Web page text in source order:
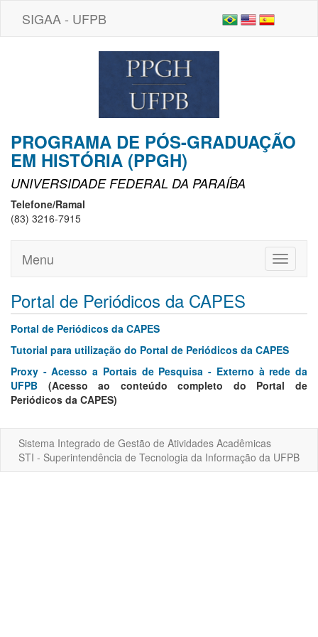
SIGAA - UFPB
PROGRAMA DE PÓS-GRADUAÇÃO
EM HISTÓRIA (PPGH)
UNIVERSIDADE FEDERAL DA PARAÍBA
Telefone/Ramal
(83) 3216-7915
Toggle
Menu
Portal de Periódicos da CAPES
Portal de Periódicos da CAPES
Tutorial para utilização do Portal de Periódicos da CAPES
Proxy - Acesso a Portais de Pesquisa - Externo à rede da
UFPB (Acesso ao conteúdo completo do Portal de
Periódicos da CAPES)
Sistema Integrado de Gestão de Atividades Acadêmicas
STI - Superintendência de Tecnologia da Informação da UFPB